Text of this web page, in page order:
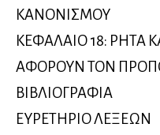
ΚΑΝΟΝΙΣΜΟΥ
ΚΕΦΑΛΑΙΟ 18: ΡΗΤΑ
ΑΦΟΡΟΥΝ ΤΟΝ
ΒΙΒΛΙΟΓΡΑΦΙΑ
ΕΥΡΕΤΗΡΙΟ ΛΕΞΕΩΝ